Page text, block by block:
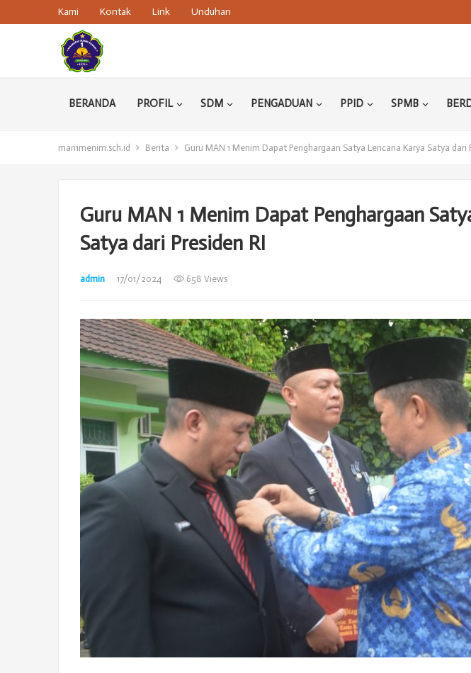
Kami Kontak Link Unduhan
BERANDA PROFIL SDM PENGADUAN PPID SPMB
man1menim.sch.id Berita Guru MAN 1 Menim Dapat Penghargaan Satya Lencana Karya Satya dari
Guru MAN 1 Menim Dapat Penghargaan
Satya dari Presiden RI
admin 17/01/2024 658 Views